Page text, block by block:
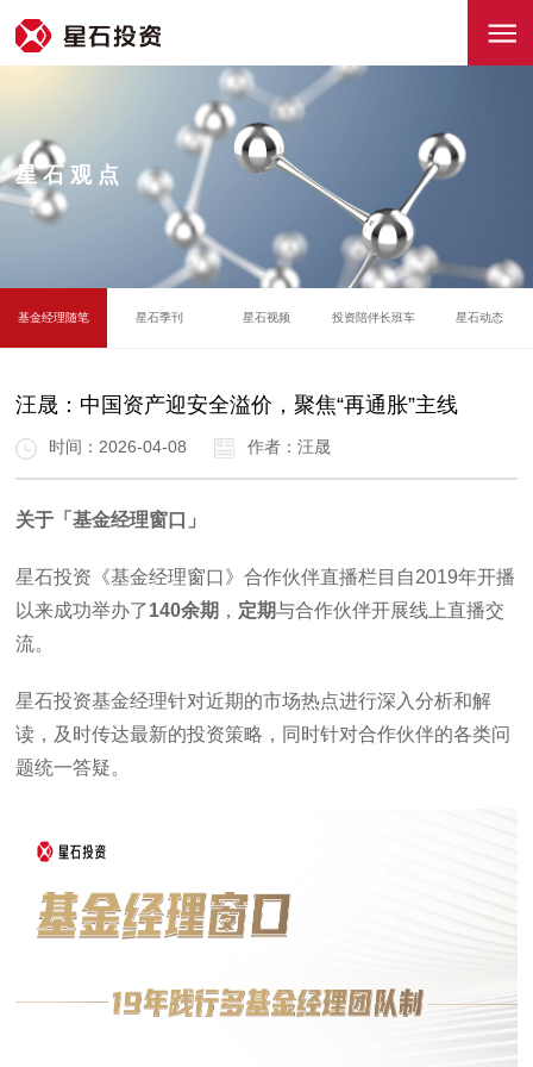
星石观点
基金经理随笔 星石季刊 星石视频 投资陪伴长班车 星石动态
汪晟：中国资产迎安全溢价，聚焦“再通胀”主线
时间：2026-04-08 作者：汪晟
关于「基金经理窗口」
星石投资《基金经理窗口》合作伙伴直播栏目自2019年开播
以来成功举办了140余期 ， 定期与合作伙伴开展线上直播交
流。
星石投资基金经理针对近期的市场热点进行深入分析和解
读，及时传达最新的投资策略，同时针对合作伙伴的各类问
题统一答疑。